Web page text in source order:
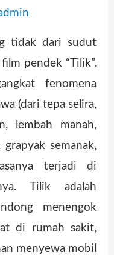
tidak dari sudut
pendek “Tilik”.
fenomena
(dari tepa selira,
lembah manah,
semanak,
terjadi di
Tilik adalah
menengok
di rumah sakit,
menyewa mobil